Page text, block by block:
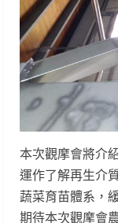
本次觀摩會將介
運作了解再生介
蔬菜育苗體系，
期待本次觀摩會